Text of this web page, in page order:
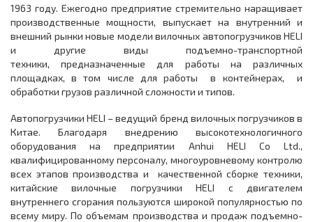
1963 году. Ежегодно предприятие стремительно наращивает
производственные мощности, выпускает на внутренний и
внешний рынки новые модели вилочных автопогрузчиков HELI
и другие виды подъемно-транспортной
техники, предназначенные для работы на различных
площадках, в том числе для работы в контейнерах, и
обработки грузов различной сложности и типов.
Автопогрузчики HELI – ведущий бренд вилочных погрузчиков в
Китае. Благодаря внедрению высокотехнологичного
оборудования на предприятии Anhui HELI Co Ltd.,
квалифицированному персоналу, многоуровневому контролю
всех этапов производства и качественной сборке техники,
китайские вилочные погрузчики HELI с двигателем
внутреннего сгорания пользуются широкой популярностью по
всему миру. По объемам производства и продаж подъемно-